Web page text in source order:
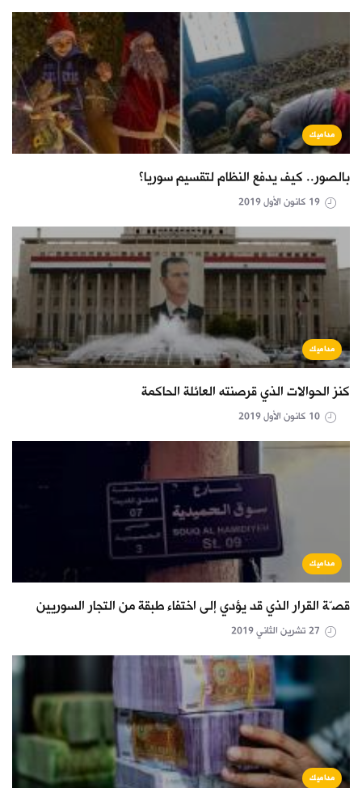
مداميك
بالصور.. كيف يدفع النظام لتقسيم سوريا؟
مداميك
كنز الحوالات الذي قرصنته العائلة الحاكمة
مداميك
قصّة القرار الذي قد يؤدي إلى اختفاء طبقة من التجار السوريين
مداميك